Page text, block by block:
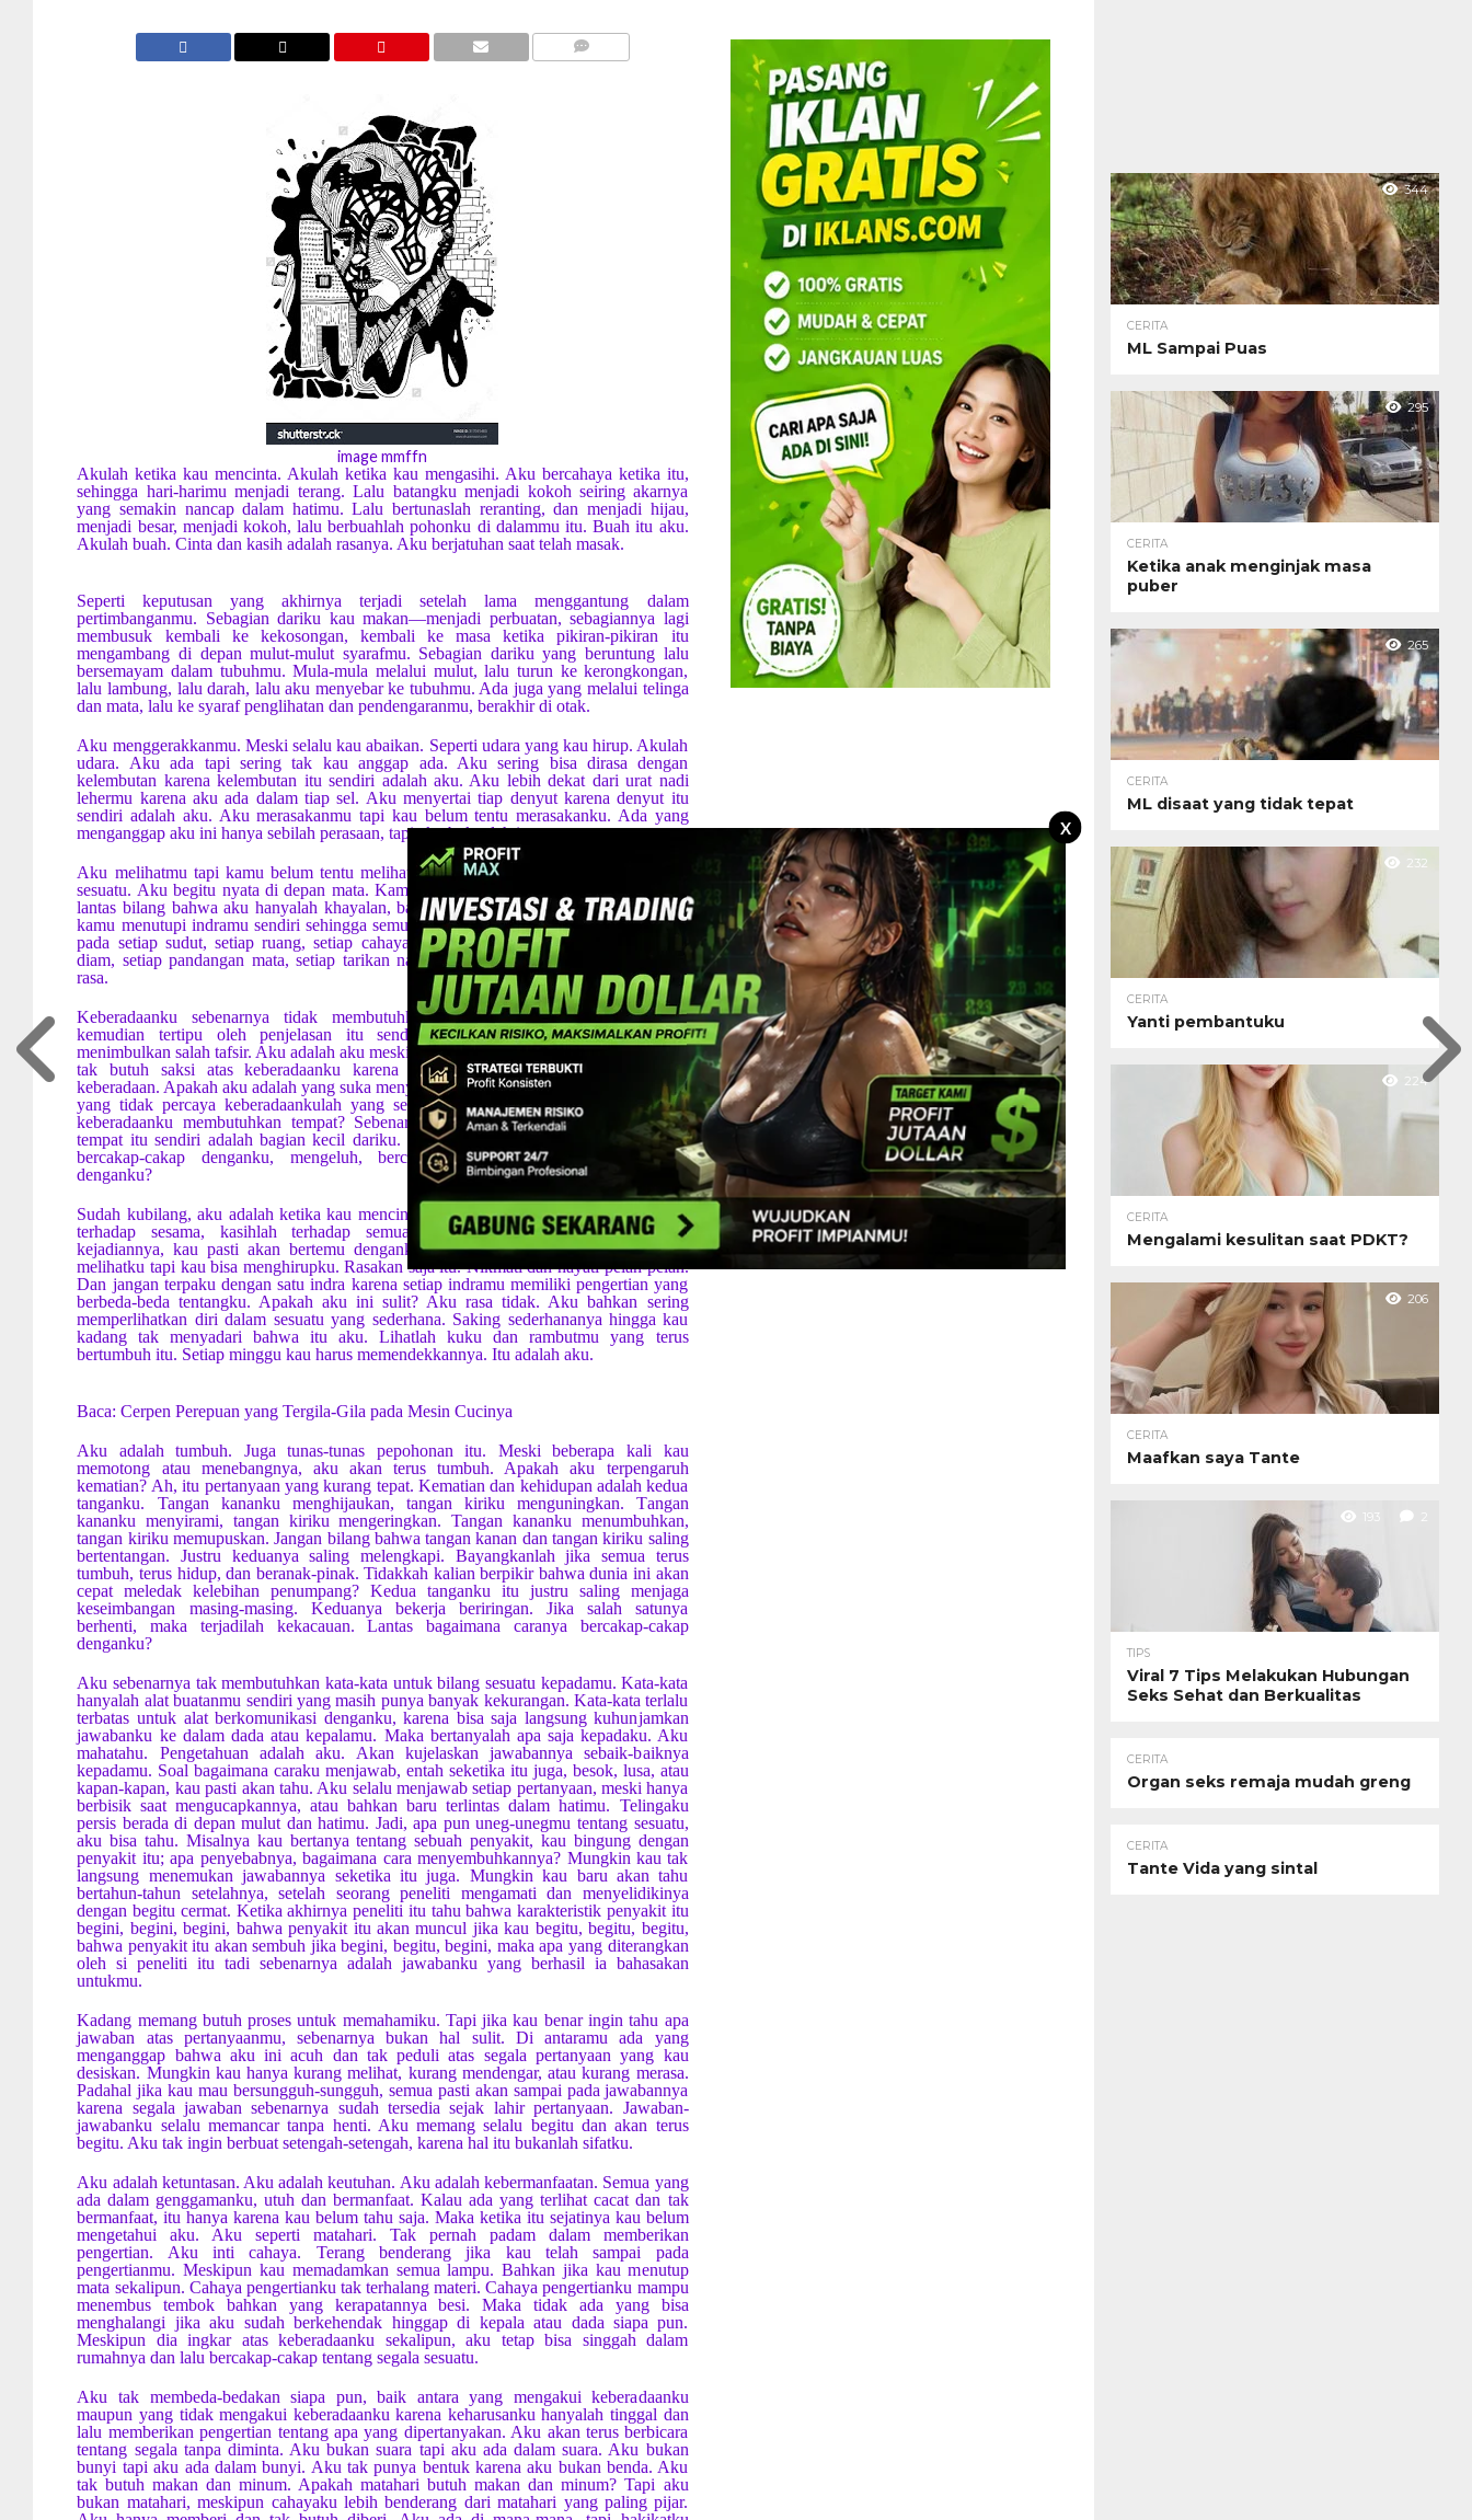
X
image mmffn
Akulah ketika kau mencinta. Akulah ketika kau mengasihi. Aku bercahaya ketika itu,
sehingga hari-harimu menjadi terang. Lalu batangku menjadi kokoh seiring akarnya
yang semakin nancap dalam hatimu. Lalu bertunaslah reranting, dan menjadi hijau,
menjadi besar, menjadi kokoh, lalu berbuahlah pohonku di dalammu itu. Buah itu aku.
Akulah buah. Cinta dan kasih adalah rasanya. Aku berjatuhan saat telah masak.
Seperti keputusan yang akhirnya terjadi setelah lama menggantung dalam
pertimbanganmu. Sebagian dariku kau makan—menjadi perbuatan, sebagiannya lagi
membusuk kembali ke kekosongan, kembali ke masa ketika pikiran-pikiran itu
mengambang di depan mulut-mulut syarafmu. Sebagian dariku yang beruntung lalu
bersemayam dalam tubuhmu. Mula-mula melalui mulut, lalu turun ke kerongkongan,
lalu lambung, lalu darah, lalu aku menyebar ke tubuhmu. Ada juga yang melalui telinga
dan mata, lalu ke syaraf penglihatan dan pendengaranmu, berakhir di otak.
Aku menggerakkanmu. Meski selalu kau abaikan. Seperti udara yang kau hirup. Akulah
udara. Aku ada tapi sering tak kau anggap ada. Aku sering bisa dirasa dengan
kelembutan karena kelembutan itu sendiri adalah aku. Aku lebih dekat dari urat nadi
lehermu karena aku ada dalam tiap sel. Aku menyertai tiap denyut karena denyut itu
sendiri adalah aku. Aku merasakanmu tapi kau belum tentu merasakanku. Ada yang
menganggap aku ini hanya sebilah perasaan, tapi aku bukanlah itu.
Aku melihatmu tapi kamu belum tentu melihatku. Sebenarnya aku tidak tertutup oleh
sesuatu. Aku begitu nyata di depan mata. Kamu yang tidak memercayai keberadaanku
lantas bilang bahwa aku hanyalah khayalan, bayangan, atau semacam ilusi. Itu karena
kamu menutupi indramu sendiri sehingga semuanya pun jadi tertutup. Padahal aku ada
pada setiap sudut, setiap ruang, setiap cahaya, setiap kegelapan, setiap gerak, setiap
diam, setiap pandangan mata, setiap tarikan nafas, setiap desau suara, setiap kecapan
rasa.
Keberadaanku sebenarnya tidak membutuhkan penjelasan karena banyak yang
kemudian tertipu oleh penjelasan itu sendiri. Kata-kata dan bahasa seringkali
menimbulkan salah tafsir. Aku adalah aku meski kau menganggapku ada atau tidak. Aku
tak butuh saksi atas keberadaanku karena aku sendiri adalah saksi atas segala
keberadaan. Apakah aku adalah yang suka menyembunyikan diri sendiri? Tidak, mereka
yang tidak percaya keberadaankulah yang sebenarnya menyembunyikanku. Apakah
keberadaanku membutuhkan tempat? Sebenarnya tidak bisa dibilang begitu karena
tempat itu sendiri adalah bagian kecil dariku. Lantas bagaimana caranya menemuiku,
bercakap-cakap denganku, mengeluh, bercengkerama, atau bahkan bersahabat
denganku?
Sudah kubilang, aku adalah ketika kau mencinta, ketika kau mengasihi. Maka cintalah
terhadap sesama, kasihlah terhadap semua. Tak usah memikirkan bagaimana
kejadiannya, kau pasti akan bertemu denganku. Akulah udara. Meski kau tak bisa
melihatku tapi kau bisa menghirupku. Rasakan saja itu. Nikmati dan hayati pelan-pelan.
Dan jangan terpaku dengan satu indra karena setiap indramu memiliki pengertian yang
berbeda-beda tentangku. Apakah aku ini sulit? Aku rasa tidak. Aku bahkan sering
memperlihatkan diri dalam sesuatu yang sederhana. Saking sederhananya hingga kau
kadang tak menyadari bahwa itu aku. Lihatlah kuku dan rambutmu yang terus
bertumbuh itu. Setiap minggu kau harus memendekkannya. Itu adalah aku.
Baca: Cerpen Perepuan yang Tergila-Gila pada Mesin Cucinya
Aku adalah tumbuh. Juga tunas-tunas pepohonan itu. Meski beberapa kali kau
memotong atau menebangnya, aku akan terus tumbuh. Apakah aku terpengaruh
kematian? Ah, itu pertanyaan yang kurang tepat. Kematian dan kehidupan adalah kedua
tanganku. Tangan kananku menghijaukan, tangan kiriku menguningkan. Tangan
kananku menyirami, tangan kiriku mengeringkan. Tangan kananku menumbuhkan,
tangan kiriku memupuskan. Jangan bilang bahwa tangan kanan dan tangan kiriku saling
bertentangan. Justru keduanya saling melengkapi. Bayangkanlah jika semua terus
tumbuh, terus hidup, dan beranak-pinak. Tidakkah kalian berpikir bahwa dunia ini akan
cepat meledak kelebihan penumpang? Kedua tanganku itu justru saling menjaga
keseimbangan masing-masing. Keduanya bekerja beriringan. Jika salah satunya
berhenti, maka terjadilah kekacauan. Lantas bagaimana caranya bercakap-cakap
denganku?
Aku sebenarnya tak membutuhkan kata-kata untuk bilang sesuatu kepadamu. Kata-kata
hanyalah alat buatanmu sendiri yang masih punya banyak kekurangan. Kata-kata terlalu
terbatas untuk alat berkomunikasi denganku, karena bisa saja langsung kuhunjamkan
jawabanku ke dalam dada atau kepalamu. Maka bertanyalah apa saja kepadaku. Aku
mahatahu. Pengetahuan adalah aku. Akan kujelaskan jawabannya sebaik-baiknya
kepadamu. Soal bagaimana caraku menjawab, entah seketika itu juga, besok, lusa, atau
kapan-kapan, kau pasti akan tahu. Aku selalu menjawab setiap pertanyaan, meski hanya
berbisik saat mengucapkannya, atau bahkan baru terlintas dalam hatimu. Telingaku
persis berada di depan mulut dan hatimu. Jadi, apa pun uneg-unegmu tentang sesuatu,
aku bisa tahu. Misalnya kau bertanya tentang sebuah penyakit, kau bingung dengan
penyakit itu; apa penyebabnya, bagaimana cara menyembuhkannya? Mungkin kau tak
langsung menemukan jawabannya seketika itu juga. Mungkin kau baru akan tahu
bertahun-tahun setelahnya, setelah seorang peneliti mengamati dan menyelidikinya
dengan begitu cermat. Ketika akhirnya peneliti itu tahu bahwa karakteristik penyakit itu
begini, begini, begini, bahwa penyakit itu akan muncul jika kau begitu, begitu, begitu,
bahwa penyakit itu akan sembuh jika begini, begitu, begini, maka apa yang diterangkan
oleh si peneliti itu tadi sebenarnya adalah jawabanku yang berhasil ia bahasakan
untukmu.
Kadang memang butuh proses untuk memahamiku. Tapi jika kau benar ingin tahu apa
jawaban atas pertanyaanmu, sebenarnya bukan hal sulit. Di antaramu ada yang
menganggap bahwa aku ini acuh dan tak peduli atas segala pertanyaan yang kau
desiskan. Mungkin kau hanya kurang melihat, kurang mendengar, atau kurang merasa.
Padahal jika kau mau bersungguh-sungguh, semua pasti akan sampai pada jawabannya
karena segala jawaban sebenarnya sudah tersedia sejak lahir pertanyaan. Jawaban-
jawabanku selalu memancar tanpa henti. Aku memang selalu begitu dan akan terus
begitu. Aku tak ingin berbuat setengah-setengah, karena hal itu bukanlah sifatku.
Aku adalah ketuntasan. Aku adalah keutuhan. Aku adalah kebermanfaatan. Semua yang
ada dalam genggamanku, utuh dan bermanfaat. Kalau ada yang terlihat cacat dan tak
bermanfaat, itu hanya karena kau belum tahu saja. Maka ketika itu sejatinya kau belum
mengetahui aku. Aku seperti matahari. Tak pernah padam dalam memberikan
pengertian. Aku inti cahaya. Terang benderang jika kau telah sampai pada
pengertianmu. Meskipun kau memadamkan semua lampu. Bahkan jika kau menutup
mata sekalipun. Cahaya pengertianku tak terhalang materi. Cahaya pengertianku mampu
menembus tembok bahkan yang kerapatannya besi. Maka tidak ada yang bisa
menghalangi jika aku sudah berkehendak hinggap di kepala atau dada siapa pun.
Meskipun dia ingkar atas keberadaanku sekalipun, aku tetap bisa singgah dalam
rumahnya dan lalu bercakap-cakap tentang segala sesuatu.
Aku tak membeda-bedakan siapa pun, baik antara yang mengakui keberadaanku
maupun yang tidak mengakui keberadaanku karena keharusanku hanyalah tinggal dan
lalu memberikan pengertian tentang apa yang dipertanyakan. Aku akan terus berbicara
tentang segala tanpa diminta. Aku bukan suara tapi aku ada dalam suara. Aku bukan
bunyi tapi aku ada dalam bunyi. Aku tak punya bentuk karena aku bukan benda. Aku
tak butuh makan dan minum. Apakah matahari butuh makan dan minum? Tapi aku
bukan matahari, meskipun cahayaku lebih benderang dari matahari yang paling pijar.
344
CERITA
ML Sampai Puas
295
CERITA
Ketika anak menginjak masa
puber
265
CERITA
ML disaat yang tidak tepat
232
CERITA
Yanti pembantuku
224
CERITA
Mengalami kesulitan saat PDKT?
206
CERITA
Maafkan saya Tante
193 2
TIPS
Viral 7 Tips Melakukan Hubungan
Seks Sehat dan Berkualitas
CERITA
Organ seks remaja mudah greng
CERITA
Tante Vida yang sintal